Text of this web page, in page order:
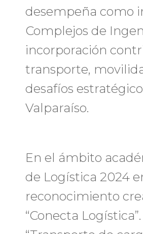
desempeña como
Complejos de
incorporación
transporte,
desafíos
Valparaíso.
En el ámbito
de Logística 2024
reconocimiento
“Conecta